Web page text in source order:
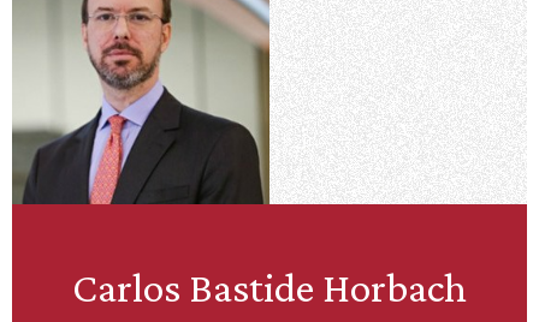
Carlos Bastide Horbach